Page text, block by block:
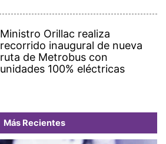
Ministro Orillac realiza
recorrido inaugural de nueva
ruta de Metrobus con
unidades 100% eléctricas
Más Recientes